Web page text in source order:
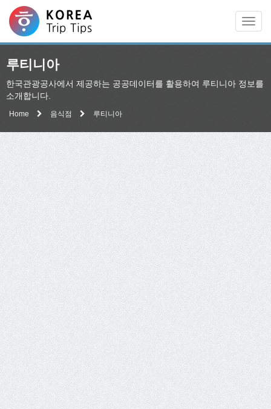
루티니아
한국관광공사에서 제공하는 공공데이터를 활용하여 루티니아 정보를
소개합니다.
Home 음식점 루티니아